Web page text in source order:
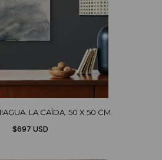
LA CAÍDA. 50 X 50 CM.
$697 USD